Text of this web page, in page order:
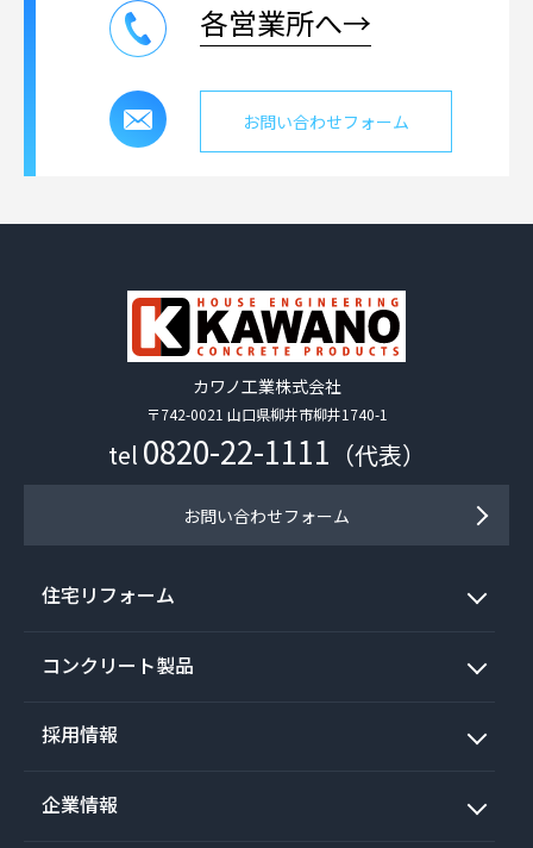
各営業所へ→
お問い合わせフォーム
カワノ工業株式会社
〒742-0021 山口県柳井市柳井1740-1
tel 0820-22-1111 （代表）
お問い合わせフォーム
住宅リフォーム
コンクリート製品
採用情報
企業情報